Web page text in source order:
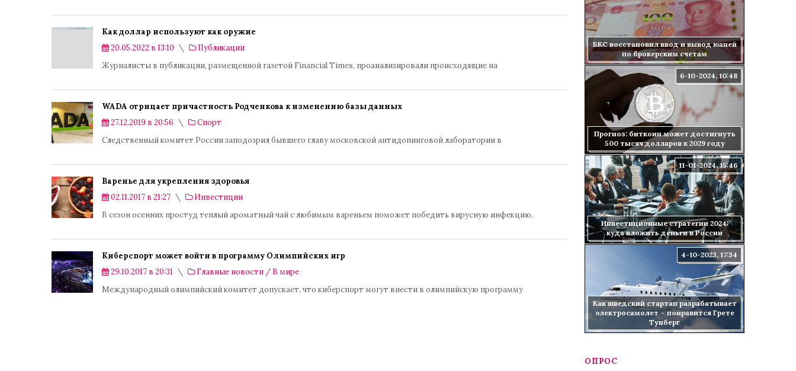
Как доллар используют как оружие
20.05.2022 в 13:10
Публикации
Журналисты в публикации, размещенной газетой Financial Times, проанализировали происходящие на
WADA отрицает причастность Родченкова к изменению базы данных
27.12.2019 в 20:56
Спорт
Следственный комитет России заподозрил бывшего главу московской антидопинговой лаборатории в
Варенье для укрепления здоровья
02.11.2017 в 21:27
Инвестиции
В сезон осенних простуд теплый ароматный чай с любимым вареньем поможет победить вирусную инфекцию,
Киберспорт может войти в программу Олимпийских игр
29.10.2017 в 20:31
Главные новости / В мире
Международный олимпийский комитет допускает, что киберспорт могут внести в олимпийскую программу
БКС восстановил ввод и вывод юаней
по брокерским счетам
Прогноз: биткоин может достигнуть
500 тысяч долларов к 2029 году
6-10-2024, 10:48
Инвестиционные стратегии 2024:
куда вложить деньги в России
11-01-2024, 15:46
Как шведский стартап разрабатывает
электросамолет – понравится Грете
Тунберг
4-10-2023, 17:34
ОПРОС